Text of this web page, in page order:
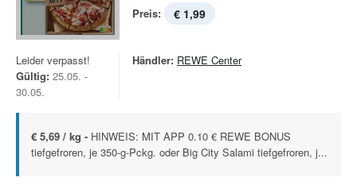
Preis: € 1,99
Leider verpasst!
Gültig: 25.05. -
30.05.
Händler: REWE Center
€ 5,69 / kg - HINWEIS: MIT APP 0.10 € REWE BONUS
tiefgefroren, je 350-g-Pckg. oder Big City Salami tiefgefroren, j...